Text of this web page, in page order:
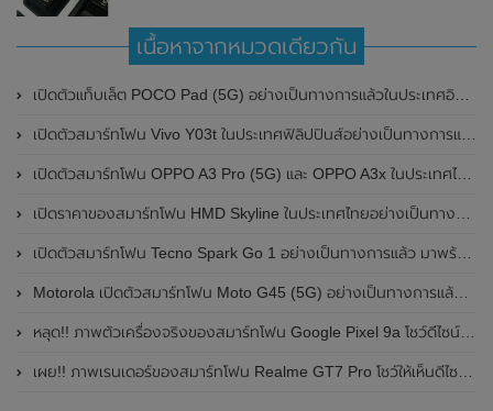
เนื้อหาจากหมวดเดียวกัน
เปิดตัวแท็บเล็ต POCO Pad (5G) อย่างเป็นทางการแล้วในประเทศอินเดีย มาพร้อมชิปเซ็ต Snapdragon 7s Gen 2 ของ Qualcomm และรองรับเครือข่าย 5G
เปิดตัวสมาร์ทโฟน Vivo Y03t ในประเทศฟิลิปปินส์อย่างเป็นทางการแล้ว มาพร้อมชิปเซ็ต Unisoc T612 , กล้องหลัง ความละเอียด 13MP , แบตเตอรี่ 5,000mAh และหน้าจอแสดงผล LCD / 90Hz
เปิดตัวสมาร์ทโฟน OPPO A3 Pro (5G) และ OPPO A3x ในประเทศไทยอย่างเป็นทางการแล้ว ในราคาเริ่มต้นเพียง 3,999 บาท
เปิดราคาของสมาร์ทโฟน HMD Skyline ในประเทศไทยอย่างเป็นทางการแล้ว ราคา 14,990 บาท
เปิดตัวสมาร์ทโฟน Tecno Spark Go 1 อย่างเป็นทางการแล้ว มาพร้อมหน้าจอแสดงผล LCD / 120Hz , แบตเตอรี่ 5,000mAh และใช้ชิปเซ็ต Unisoc
Motorola เปิดตัวสมาร์ทโฟน Moto G45 (5G) อย่างเป็นทางการแล้วในอินเดีย
หลุด!! ภาพตัวเครื่องจริงของสมาร์ทโฟน Google Pixel 9a โชว์ดีไซน์ใหม่ กล้องหลังแบนราบ ไม่มีกรอบของกล้องแล้ว
เผย!! ภาพเรนเดอร์ของสมาร์ทโฟน Realme GT7 Pro โชว์ให้เห็นดีไซน์ใหม่ พร้อมเผยรายละเอียดสเปกที่สำคัญบางส่วน